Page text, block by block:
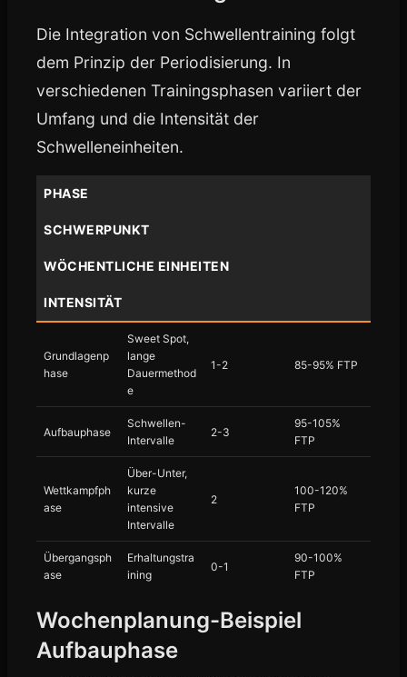
Die Integration von Schwellentraining folgt
dem Prinzip der Periodisierung. In
verschiedenen Trainingsphasen variiert der
Umfang und die Intensität der
Schwelleneinheiten.
PHASE
SCHWERPUNKT
WÖCHENTLICHE EINHEITEN
INTENSITÄT
Grundlagenp
hase
Sweet Spot,
lange
Dauermethod
e
1-2 85-95% FTP
Aufbauphase
Schwellen-
Intervalle
2-3
95-105%
FTP
Wettkampfph
ase
Über-Unter,
kurze
intensive
Intervalle
2
100-120%
FTP
Übergangsph
ase
Erhaltungstra
ining
0-1
90-100%
FTP
Wochenplanung-Beispiel
Aufbauphase